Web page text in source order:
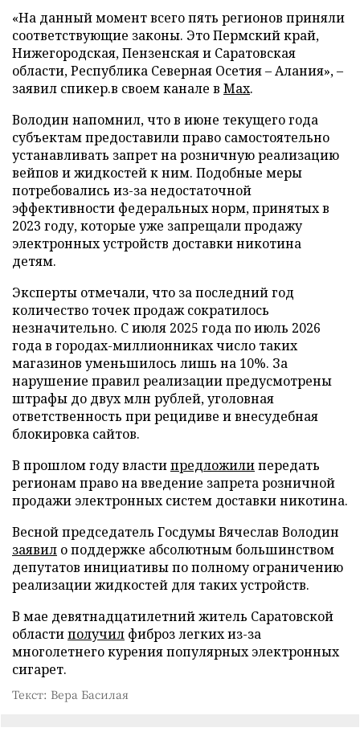
«На данный момент всего пять регионов приняли
соответствующие законы. Это Пермский край,
Нижегородская, Пензенская и Саратовская
области, Республика Северная Осетия – Алания», –
заявил спикер.в своем канале в Max.
Володин напомнил, что в июне текущего года
субъектам предоставили право самостоятельно
устанавливать запрет на розничную реализацию
вейпов и жидкостей к ним. Подобные меры
потребовались из-за недостаточной
эффективности федеральных норм, принятых в
2023 году, которые уже запрещали продажу
электронных устройств доставки никотина
детям.
Эксперты отмечали, что за последний год
количество точек продаж сократилось
незначительно. С июля 2025 года по июль 2026
года в городах-миллионниках число таких
магазинов уменьшилось лишь на 10%. За
нарушение правил реализации предусмотрены
штрафы до двух млн рублей, уголовная
ответственность при рецидиве и внесудебная
блокировка сайтов.
В прошлом году властипредложилипередать
регионам право на введение запрета розничной
продажи электронных систем доставки никотина.
Весной председатель Госдумы Вячеслав Володин
заявил о поддержке абсолютным большинством
депутатов инициативы по полному ограничению
реализации жидкостей для таких устройств.
В мае девятнадцатилетний житель Саратовской
областиполучил фиброз легких из-за
многолетнего курения популярных электронных
сигарет.
Текст: Вера Басилая